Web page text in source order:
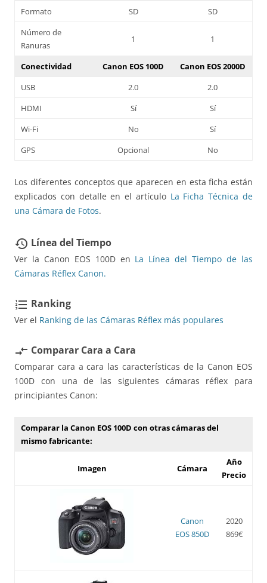
Formato SD
SD
Número de
Ranuras
1 1
Conectividad Canon EOS 100D
Canon EOS 2000D
USB
2.0
2.0
HDMI
Sí
Sí
Wi-Fi
No
Sí
GPS
Opcional No
Los diferentes conceptos que aparecen en esta ficha están
explicados con detalle en el artículo La Ficha Técnica de
una Cámara de Fotos.
restore Línea del Tiempo
Ver la Canon EOS 100D en La Línea del Tiempo de las
Cámaras Réflex Canon.
format_list_numbered Ranking
Ver el Ranking de las Cámaras Réflex más populares
compare_arrows Comparar Cara a Cara
Comparar cara a cara las características de la Canon EOS
100D con una de las siguientes cámaras réflex para
principiantes Canon:
Comparar la Canon EOS 100D con otras cámaras del
mismo fabricante:
Imagen Cámara
Año
Precio
Canon
EOS 850D
2020
869€